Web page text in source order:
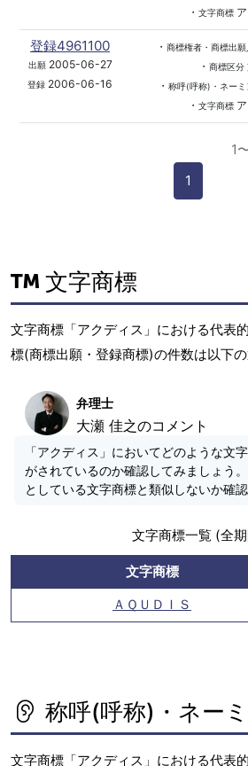
・ 文字商標ア
登録4961100
出願2005-06-27
登録 2006-06-16
・ 商標権者・商標出願
・ 商標区分
・ 称呼(呼称)・ネーミ
・ 文字商標ア
1
1
文字商標
文字商標「アクディス」における代表
標(商標出願・登録商標)の件数は以下の
弁理士
大瀬 佳之のコメント
「アクディス」においてどのような文
がされているのか確認してみましょう
としている文字商標と類似しないか確認
文字商標一覧 (全
文字商標
ＡＱＵＤＩＳ
称呼(呼称)・ネー
文字商標「アクディス」における代表